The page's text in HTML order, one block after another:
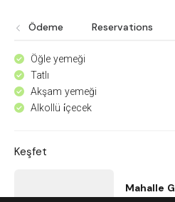
Ödeme Reservations
^ Öğle yemeği
^ Tatlı
^ Akşam yemeği
^ Alkollü i̇çecek
Keşfet
Mahalle